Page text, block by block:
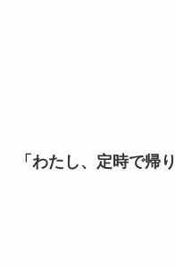
「わたし、定時で帰